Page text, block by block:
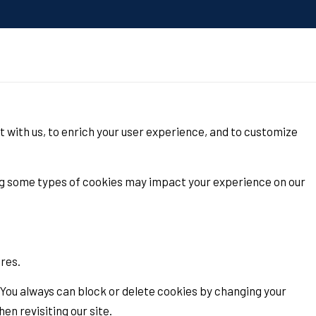
with us, to enrich your user experience, and to customize
types of cookies may impact your experience on our
always can block or delete cookies by changing your
revisiting our site.